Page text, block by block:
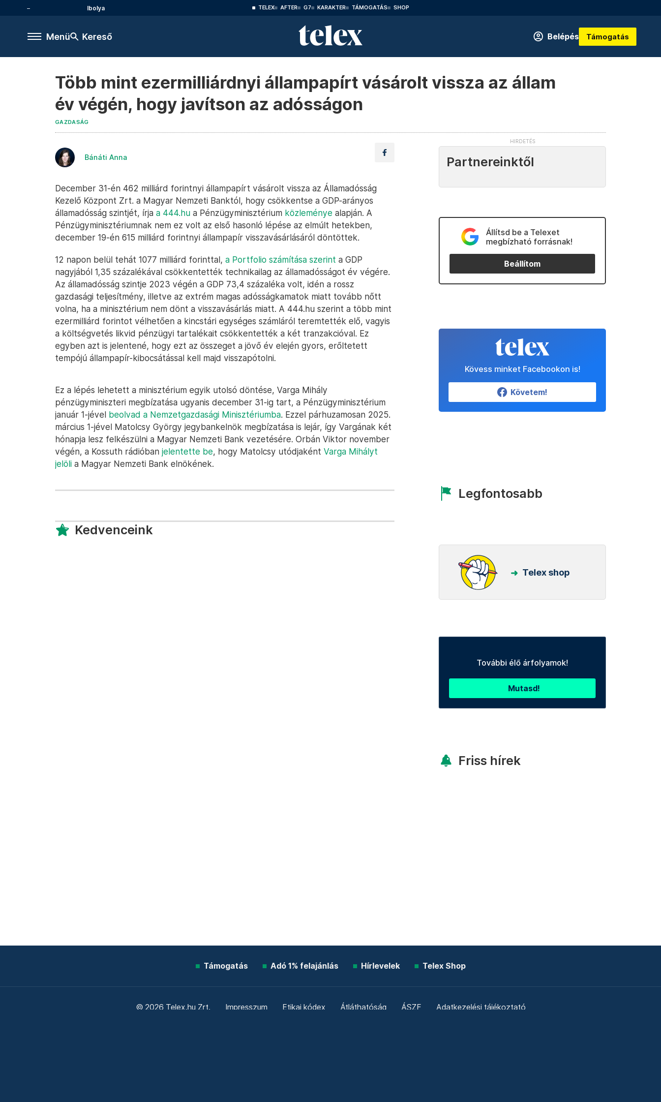
Ibolya TELEX AFTER G7 KARAKTER TÁMOGATÁS SHOP
Menü Kereső Belépés Támogatás
Több mint ezermilliárdnyi állampapírt vásárolt vissza az állam
év végén, hogy javítson az adósságon
GAZDASÁG
Bánáti Anna
December 31-én 462 milliárd forintnyi állampapírt vásárolt vissza az Államadósság
Kezelő Központ Zrt. a Magyar Nemzeti Banktól, hogy csökkentse a GDP-arányos
államadósság szintjét, írja a 444.hu a Pénzügyminisztérium közleménye alapján. A
Pénzügyminisztériumnak nem ez volt az első hasonló lépése az elmúlt hetekben,
december 19-én 615 milliárd forintnyi állampapír visszavásárlásáról döntöttek.
12 napon belül tehát 1077 milliárd forinttal, a Portfolio számítása szerint a GDP
nagyjából 1,35 százalékával csökkentették technikailag az államadósságot év végére.
Az államadósság szintje 2023 végén a GDP 73,4 százaléka volt, idén a rossz
gazdasági teljesítmény, illetve az extrém magas adósságkamatok miatt tovább nőtt
volna, ha a minisztérium nem dönt a visszavásárlás miatt. A 444.hu szerint a több mint
ezermilliárd forintot vélhetően a kincstári egységes számláról teremtették elő, vagyis
a költségvetés likvid pénzügyi tartalékait csökkentették a két tranzakcióval. Ez
egyben azt is jelentené, hogy ezt az összeget a jövő év elején gyors, erőltetett
tempójú állampapír-kibocsátással kell majd visszapótolni.
Ez a lépés lehetett a minisztérium egyik utolsó döntése, Varga Mihály
pénzügyminiszteri megbízatása ugyanis december 31-ig tart, a Pénzügyminisztérium
január 1-jével beolvad a Nemzetgazdasági Minisztériumba. Ezzel párhuzamosan 2025.
március 1-jével Matolcsy György jegybankelnök megbízatása is lejár, így Vargának két
hónapja lesz felkészülni a Magyar Nemzeti Bank vezetésére. Orbán Viktor november
végén, a Kossuth rádióban jelentette be, hogy Matolcsy utódjaként Varga Mihályt
jelöli a Magyar Nemzeti Bank elnökének.
Kedvenceink
Partnereinktől
Állítsd be a Telexet
megbízható forrásnak!
Beállítom
Kövess minket Facebookon is!
Követem!
Legfontosabb
Telex shop
További élő árfolyamok!
Mutasd!
Friss hírek
Támogatás Adó 1% felajánlás Hírlevelek Telex Shop
© 2026 Telex.hu Zrt. Impresszum Etikai kódex Átláthatóság ÁSZF Adatkezelési tájékoztató